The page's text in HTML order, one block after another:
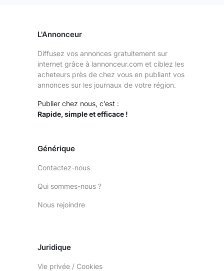
L'Annonceur
Diffusez vos annonces gratuitement sur
internet grâce à lannonceur.com et ciblez les
acheteurs près de chez vous en publiant vos
annonces sur les journaux de votre région.
Publier chez nous, c'est :
Rapide, simple et efficace !
Générique
Contactez-nous
Qui sommes-nous ?
Nous rejoindre
Juridique
Vie privée / Cookies